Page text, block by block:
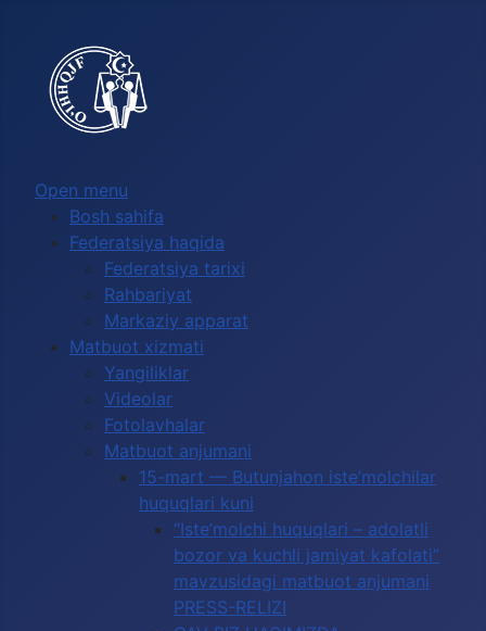
Open menu
Bosh sahifa
Federatsiya haqida
Federatsiya tarixi
Rahbariyat
Markaziy apparat
Matbuot xizmati
Yangiliklar
Videolar
Fotolavhalar
Matbuot anjumani
15-mart — Butunjahon iste’molchilar
huquqlari kuni
“Iste’molchi huquqlari – adolatli
bozor va kuchli jamiyat kafolati”
mavzusidagi matbuot anjumani
PRESS-RELIZI